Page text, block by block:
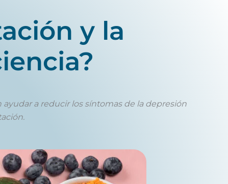
y la
a reducir los síntomas de la depresión